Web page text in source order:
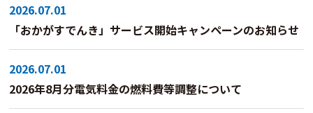
2026.07.01
「おかがすでんき」サービス開始キャンペーンのお知らせ
2026.07.01
2026年8月分電気料金の燃料費等調整について